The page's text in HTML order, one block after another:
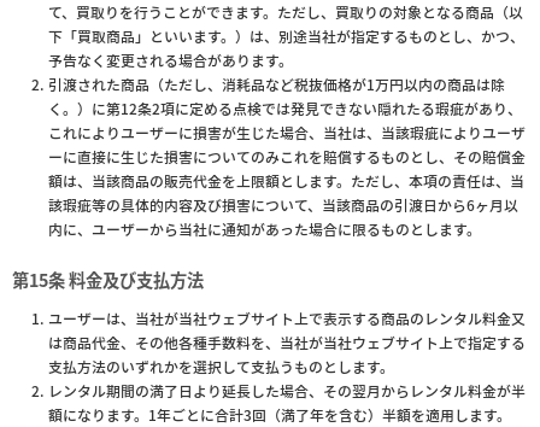
て、買取りを行うことができます。ただし、買取りの対象となる商品（以
下「買取商品」といいます。）は、別途当社が指定するものとし、かつ、
予告なく変更される場合があります。
引渡された商品（ただし、消耗品など税抜価格が1万円以内の商品は除
く。）に第12条2項に定める点検では発見できない隠れたる瑕疵があり、
これによりユーザーに損害が生じた場合、当社は、当該瑕疵によりユーザ
ーに直接に生じた損害についてのみこれを賠償するものとし、その賠償金
額は、当該商品の販売代金を上限額とします。ただし、本項の責任は、当
該瑕疵等の具体的内容及び損害について、当該商品の引渡日から6ヶ月以
内に、ユーザーから当社に通知があった場合に限るものとします。
第15条 料金及び支払方法
ユーザーは、当社が当社ウェブサイト上で表示する商品のレンタル料金又
は商品代金、その他各種手数料を、当社が当社ウェブサイト上で指定する
支払方法のいずれかを選択して支払うものとします。
レンタル期間の満了日より延長した場合、その翌月からレンタル料金が半
額になります。1年ごとに合計3回（満了年を含む）半額を適用します。